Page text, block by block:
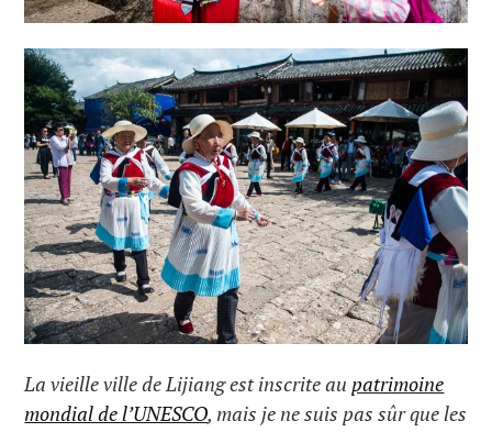
La vieille ville de Lijiang est inscrite au patrimoine
mondial de l’UNESCO, mais je ne suis pas sûr que les